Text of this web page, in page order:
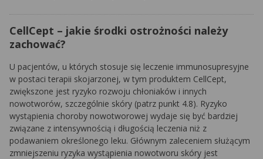
CellCept – jakie środki ostrożności należy
zachować?
U pacjentów, u których stosuje się leczenie immunosupresyjne
w postaci terapii skojarzonej, w tym produktem CellCept,
zwiększone jest ryzyko rozwoju chłoniaków i innych
nowotworów, szczególnie skóry (patrz punkt 4.8). Ryzyko
wystąpienia choroby nowotworowej wydaje się być bardziej
związane z intensywnością i długością leczenia niż z
podawaniem określonego leku. Głównym zaleceniem służącym
zmniejszeniu ryzyka wystąpienia nowotworu skóry jest